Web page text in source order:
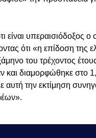
υπεραισιόδοξος
ότι «η επίδοση της
του τρέχοντος
και διαμορφώθηκε στο
αυτή την εκτίμηση